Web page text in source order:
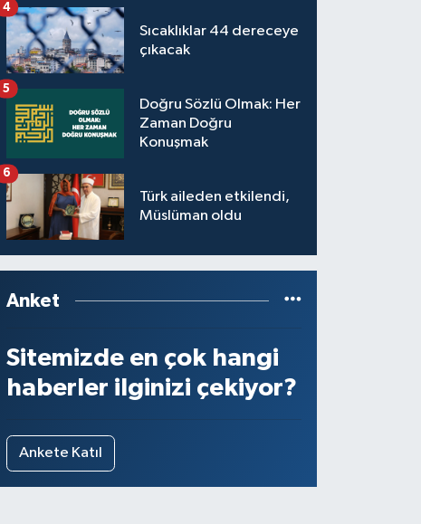
Sıcaklıklar 44 dereceye
çıkacak
4
Doğru Sözlü Olmak: Her
Zaman Doğru
Konuşmak
5
Türk aileden etkilendi,
Müslüman oldu
6
Anket
Sitemizde en çok hangi
haberler ilginizi çekiyor?
Ankete Katıl